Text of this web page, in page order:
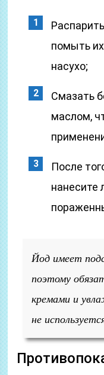
помыть
насухо;
Смазать
маслом,
После
нанесите
Йод имеет
поэтому
кремами и
не